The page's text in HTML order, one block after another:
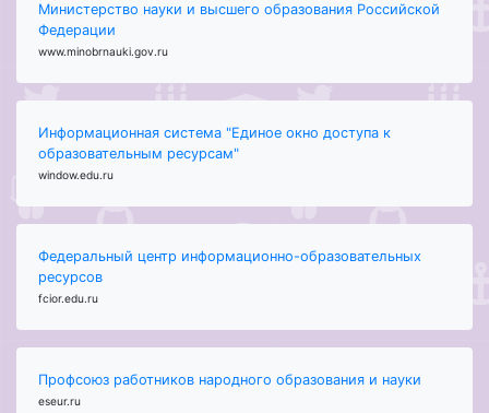
Министерство науки и высшего образования Российской
Федерации
www.minobrnauki.gov.ru
Информационная система "Единое окно доступа к
образовательным ресурсам"
window.edu.ru
Федеральный центр информационно-образовательных
ресурсов
fcior.edu.ru
Профсоюз работников народного образования и науки
eseur.ru